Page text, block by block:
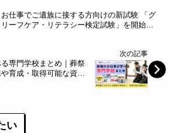
お仕事でご遺族に接する方向けの新試験 「グ
リーフケア・リテラシー検定試験」を開始し
次の記事
専門学校まとめ｜葬祭
育成・取得可能な資格
い